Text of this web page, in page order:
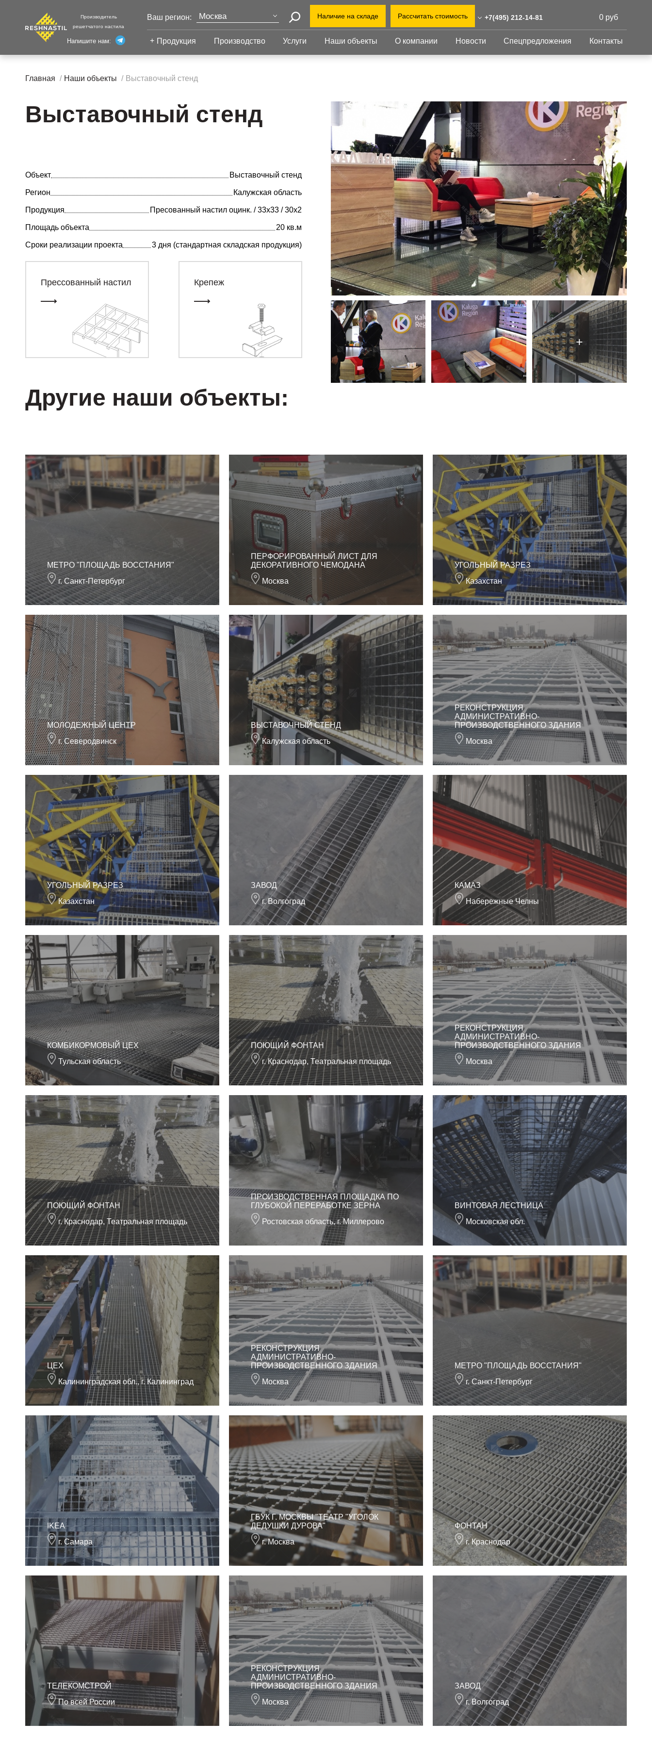
Производитель
решетчатого настила
Напишите нам:
Ваш регион: Москва
Санкт-Петербург
Екатеринбург
Волгоград
Новый Уренгой
Наличие на складе Рассчитать стоимость +7(495) 212-14-81
+7(495) 212-14-81
ул. Бутлерова 17, блок А, офис
212
Завод и склад: Калужская
область, район Боровский,
Индустриальный парк "Ворсино",
1-й Восточный проезд
0 руб
Продукция
противоскольжением
противоскольжением
Настил для стеллажей
Прессованные
ступени
Сварные ступени
Ступени с
противоскольжением
лист
Изделия из
перфорированных
листов
GFK настил
Просечно-
профилированный
Металлоконструкция
Готовая продукция
Производство Услуги Наши объекты О компании Новости Спецпредложения Контакты
Главная Наши объекты Выставочный стенд
Выставочный стенд
Объект Выставочный стенд
Регион Калужская область
Продукция Пресованный настил оцинк. / 33х33 / 30х2
Площадь объекта 20 кв.м
Сроки реализации проекта 3 дня (стандартная складская продукция)
Прессованный настил Крепеж
Другие наши объекты:
МЕТРО "ПЛОЩАДЬ ВОССТАНИЯ"
г. Санкт-Петербург
ПЕРФОРИРОВАННЫЙ ЛИСТ ДЛЯ
ДЕКОРАТИВНОГО ЧЕМОДАНА
Москва
УГОЛЬНЫЙ РАЗРЕЗ
Казахстан
МОЛОДЕЖНЫЙ ЦЕНТР
г. Северодвинск
ВЫСТАВОЧНЫЙ СТЕНД
Калужская область
РЕКОНСТРУКЦИЯ
АДМИНИСТРАТИВНО-
ПРОИЗВОДСТВЕННОГО ЗДАНИЯ
Москва
УГОЛЬНЫЙ РАЗРЕЗ
Казахстан
ЗАВОД
г. Волгоград
КАМАЗ
Набережные Челны
КОМБИКОРМОВЫЙ ЦЕХ
Тульская область
ПОЮЩИЙ ФОНТАН
г. Краснодар, Театральная площадь
РЕКОНСТРУКЦИЯ
АДМИНИСТРАТИВНО-
ПРОИЗВОДСТВЕННОГО ЗДАНИЯ
Москва
ПОЮЩИЙ ФОНТАН
г. Краснодар, Театральная площадь
ПРОИЗВОДСТВЕННАЯ ПЛОЩАДКА ПО
ГЛУБОКОЙ ПЕРЕРАБОТКЕ ЗЕРНА
Ростовская область, г. Миллерово
ВИНТОВАЯ ЛЕСТНИЦА
Московская обл.
ЦЕХ
Калининградская обл., г. Калининград
РЕКОНСТРУКЦИЯ
АДМИНИСТРАТИВНО-
ПРОИЗВОДСТВЕННОГО ЗДАНИЯ
Москва
МЕТРО "ПЛОЩАДЬ ВОССТАНИЯ"
г. Санкт-Петербург
IKEA
г. Самара
ГБУК Г. МОСКВЫ "ТЕАТР "УГОЛОК
ДЕДУШКИ ДУРОВА"
г. Москва
ФОНТАН
г. Краснодар
ТЕЛЕКОМСТРОЙ
По всей России
РЕКОНСТРУКЦИЯ
АДМИНИСТРАТИВНО-
ПРОИЗВОДСТВЕННОГО ЗДАНИЯ
Москва
ЗАВОД
г. Волгоград